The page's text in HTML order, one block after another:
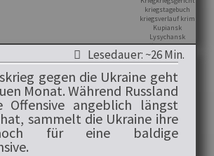
Lesedauer: ~26 Min.
gegen die Ukraine geht
Monat. Während Russland
Offensive angeblich längst
sammelt die Ukraine ihre
für eine baldige